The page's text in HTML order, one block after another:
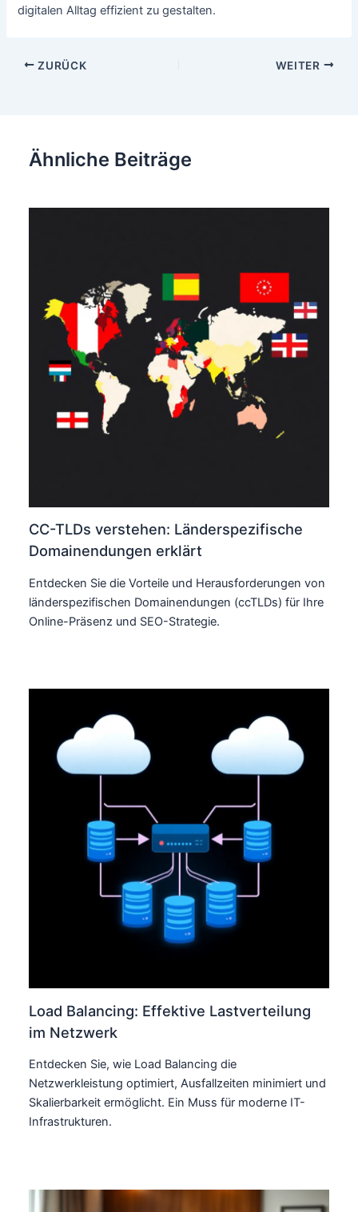
digitalen Alltag effizient zu gestalten.
Beitragsnavigation
ZURÜCK WEITER
Ähnliche Beiträge
CC-TLDs verstehen: Länderspezifische
Domainendungen erklärt
Entdecken Sie die Vorteile und Herausforderungen von
länderspezifischen Domainendungen (ccTLDs) für Ihre
Online-Präsenz und SEO-Strategie.
Load Balancing: Effektive Lastverteilung
im Netzwerk
Entdecken Sie, wie Load Balancing die
Netzwerkleistung optimiert, Ausfallzeiten minimiert und
Skalierbarkeit ermöglicht. Ein Muss für moderne IT-
Infrastrukturen.